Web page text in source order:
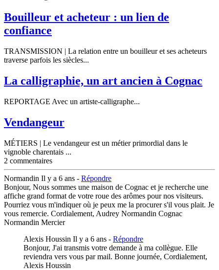
Bouilleur et acheteur : un lien de
confiance
TRANSMISSION | La relation entre un bouilleur et ses acheteurs
traverse parfois les siècles...
La calligraphie, un art ancien à Cognac
REPORTAGE Avec un artiste-calligraphe...
Vendangeur
MÉTIERS | Le vendangeur est un métier primordial dans le
vignoble charentais ...
2 commentaires
Normandin Il y a 6 ans - Répondre
Bonjour, Nous sommes une maison de Cognac et je recherche une
affiche grand format de votre roue des arômes pour nos visiteurs.
Pourriez vous m'indiquer où je peux me la procurer s'il vous plait. Je
vous remercie. Cordialement, Audrey Normandin Cognac
Normandin Mercier
Alexis Houssin Il y a 6 ans - Répondre
Bonjour, J'ai transmis votre demande à ma collègue. Elle
reviendra vers vous par mail. Bonne journée, Cordialement,
Alexis Houssin